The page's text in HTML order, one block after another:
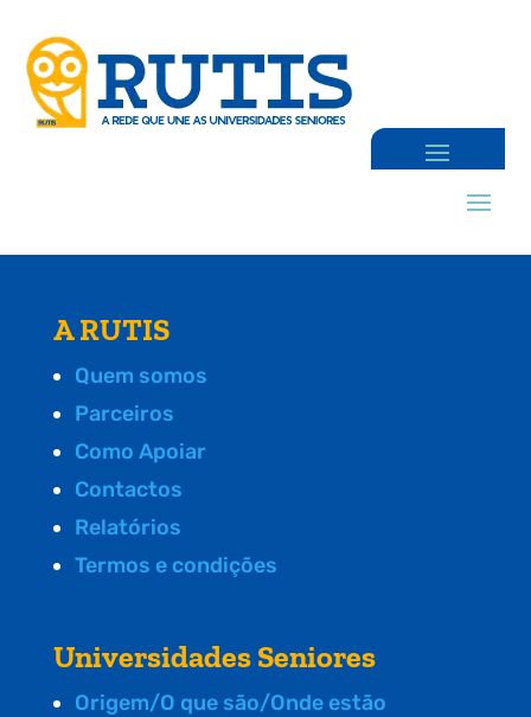
A RUTIS
Quem somos
Parceiros
Como Apoiar
Contactos
Relatórios
Termos e condições
Universidades Seniores
Origem/O que são/Onde estão